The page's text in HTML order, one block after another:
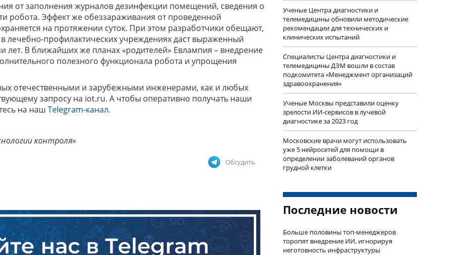
от заполнения журналов дезинфекции помещений, сведения о
робота. Эффект же обеззараживания от проведенной
на протяжении суток. При этом разработчики обещают,
лечебно-профилактических учреждениях даст выраженный
лет. В ближайших же планах «родителей» Евлампия – внедрение
полезного функционала робота и упрощения
отечественными и зарубежными инженерами, как и любых
запросу на iot.ru. А чтобы оперативно получать наши
на наш Telegram-канал.
контроля»
Обсудить
Ученые Центра диагностики и
телемедицины обновили методические
рекомендации для технических и
клинических испытаний
Специалисты Центра диагностики и
телемедицины ДЗМ вошли в состав
подкомитета «Менеджмент организаций
здравоохранения»
Ученые Москвы представили оценку
зрелости ИИ-сервисов в лучевой
диагностике за 2023 год
Московские врачи могут использовать
уже 5 нейросетей для помощи в
определении заболеваний органов
грудной клетки
Последние новости
Больше половины топ-менеджеров
торопят внедрение ИИ, игнорируя
неготовность инфраструктуры